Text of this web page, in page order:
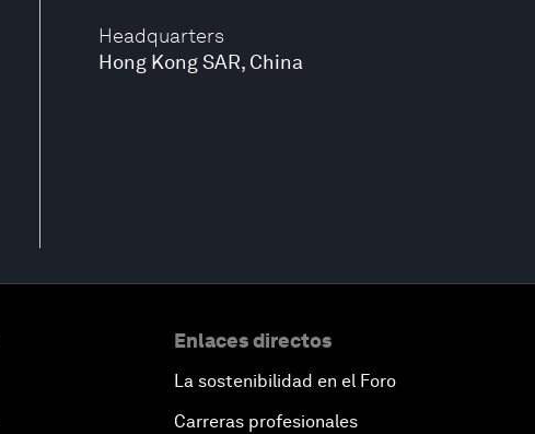
Headquarters
Hong Kong SAR, China
Enlaces directos
La sostenibilidad en el Foro
Carreras profesionales